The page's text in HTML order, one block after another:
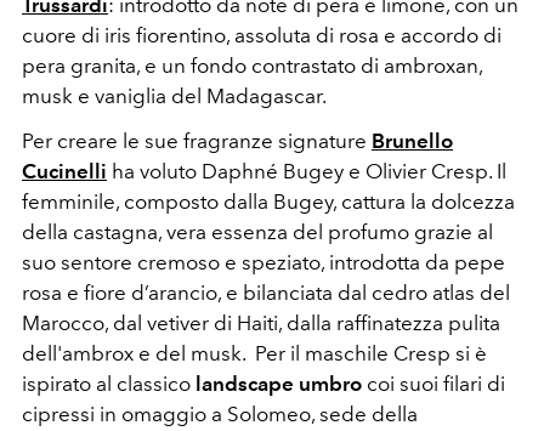
Trussardi: introdotto da note di pera e limone, con un
cuore di iris fiorentino, assoluta di rosa e accordo di
pera granita, e un fondo contrastato di ambroxan,
musk e vaniglia del Madagascar.
Per creare le sue fragranze signature Brunello
Cucinelli ha voluto Daphné Bugey e Olivier Cresp. Il
femminile, composto dalla Bugey, cattura la dolcezza
della castagna, vera essenza del profumo grazie al
suo sentore cremoso e speziato, introdotta da pepe
rosa e fiore d’arancio, e bilanciata dal cedro atlas del
Marocco, dal vetiver di Haiti, dalla raffinatezza pulita
dell'ambrox e del musk. Per il maschile Cresp si è
ispirato al classico landscape umbro coi suoi filari di
cipressi in omaggio a Solomeo, sede della